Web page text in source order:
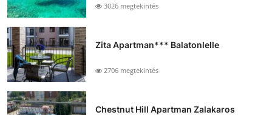
3026 megtekintés
Zita Apartman*** Balatonlelle
2706 megtekintés
Chestnut Hill Apartman Zalakaros